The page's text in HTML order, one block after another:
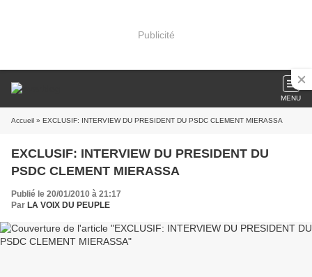
Publicité
MENU
Accueil » EXCLUSIF: INTERVIEW DU PRESIDENT DU PSDC CLEMENT MIERASSA
EXCLUSIF: INTERVIEW DU PRESIDENT DU
PSDC CLEMENT MIERASSA
Publié le 20/01/2010 à 21:17
Par LA VOIX DU PEUPLE